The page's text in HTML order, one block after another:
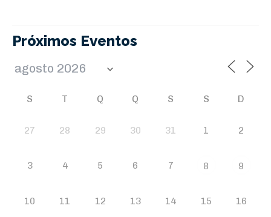
Próximos Eventos
S T Q Q S S D
27 28 29 30 31 1 2
3 4 5 6 7 8 9
10 11 12 13 14 15 16